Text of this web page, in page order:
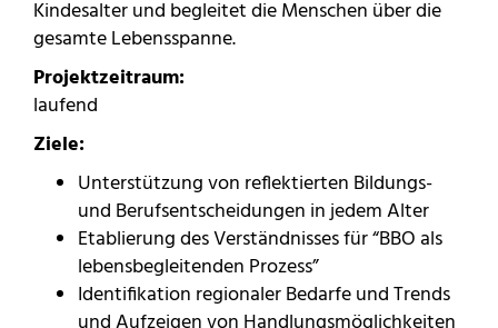
Kindesalter und begleitet die Menschen über die
gesamte Lebensspanne.
Projektzeitraum:
laufend
Ziele:
Unterstützung von reflektierten Bildungs-
und Berufsentscheidungen in jedem Alter
Etablierung des Verständnisses für “BBO als
lebensbegleitenden Prozess”
Identifikation regionaler Bedarfe und Trends